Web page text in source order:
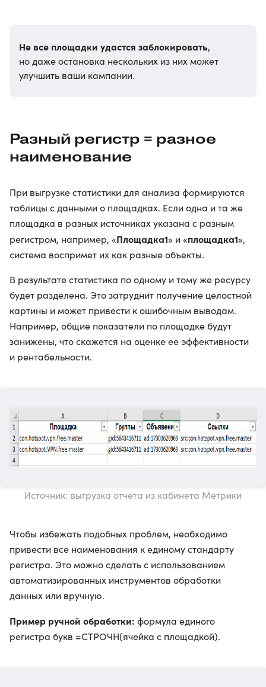
Не все площадки удастся заблокировать,
но даже остановка нескольких из них может
улучшить ваши кампании.
Разный регистр = разное
наименование
При выгрузке статистики для анализа формируются
таблицы с данными о площадках. Если одна и та же
площадка в разных источниках указана с разным
регистром, например, «Площадка1» и «площадка1»,
система воспримет их как разные объекты.
В результате статистика по одному и тому же ресурсу
будет разделена. Это затруднит получение целостной
картины и может привести к ошибочным выводам.
Например, общие показатели по площадке будут
занижены, что скажется на оценке ее эффективности
и рентабельности.
Источник: выгрузка отчета из кабинета Метрики
Чтобы избежать подобных проблем, необходимо
привести все наименования к единому стандарту
регистра. Это можно сделать с использованием
автоматизированных инструментов обработки
данных или вручную.
Пример ручной обработки: формула единого
регистра букв =СТРОЧН(ячейка с площадкой).